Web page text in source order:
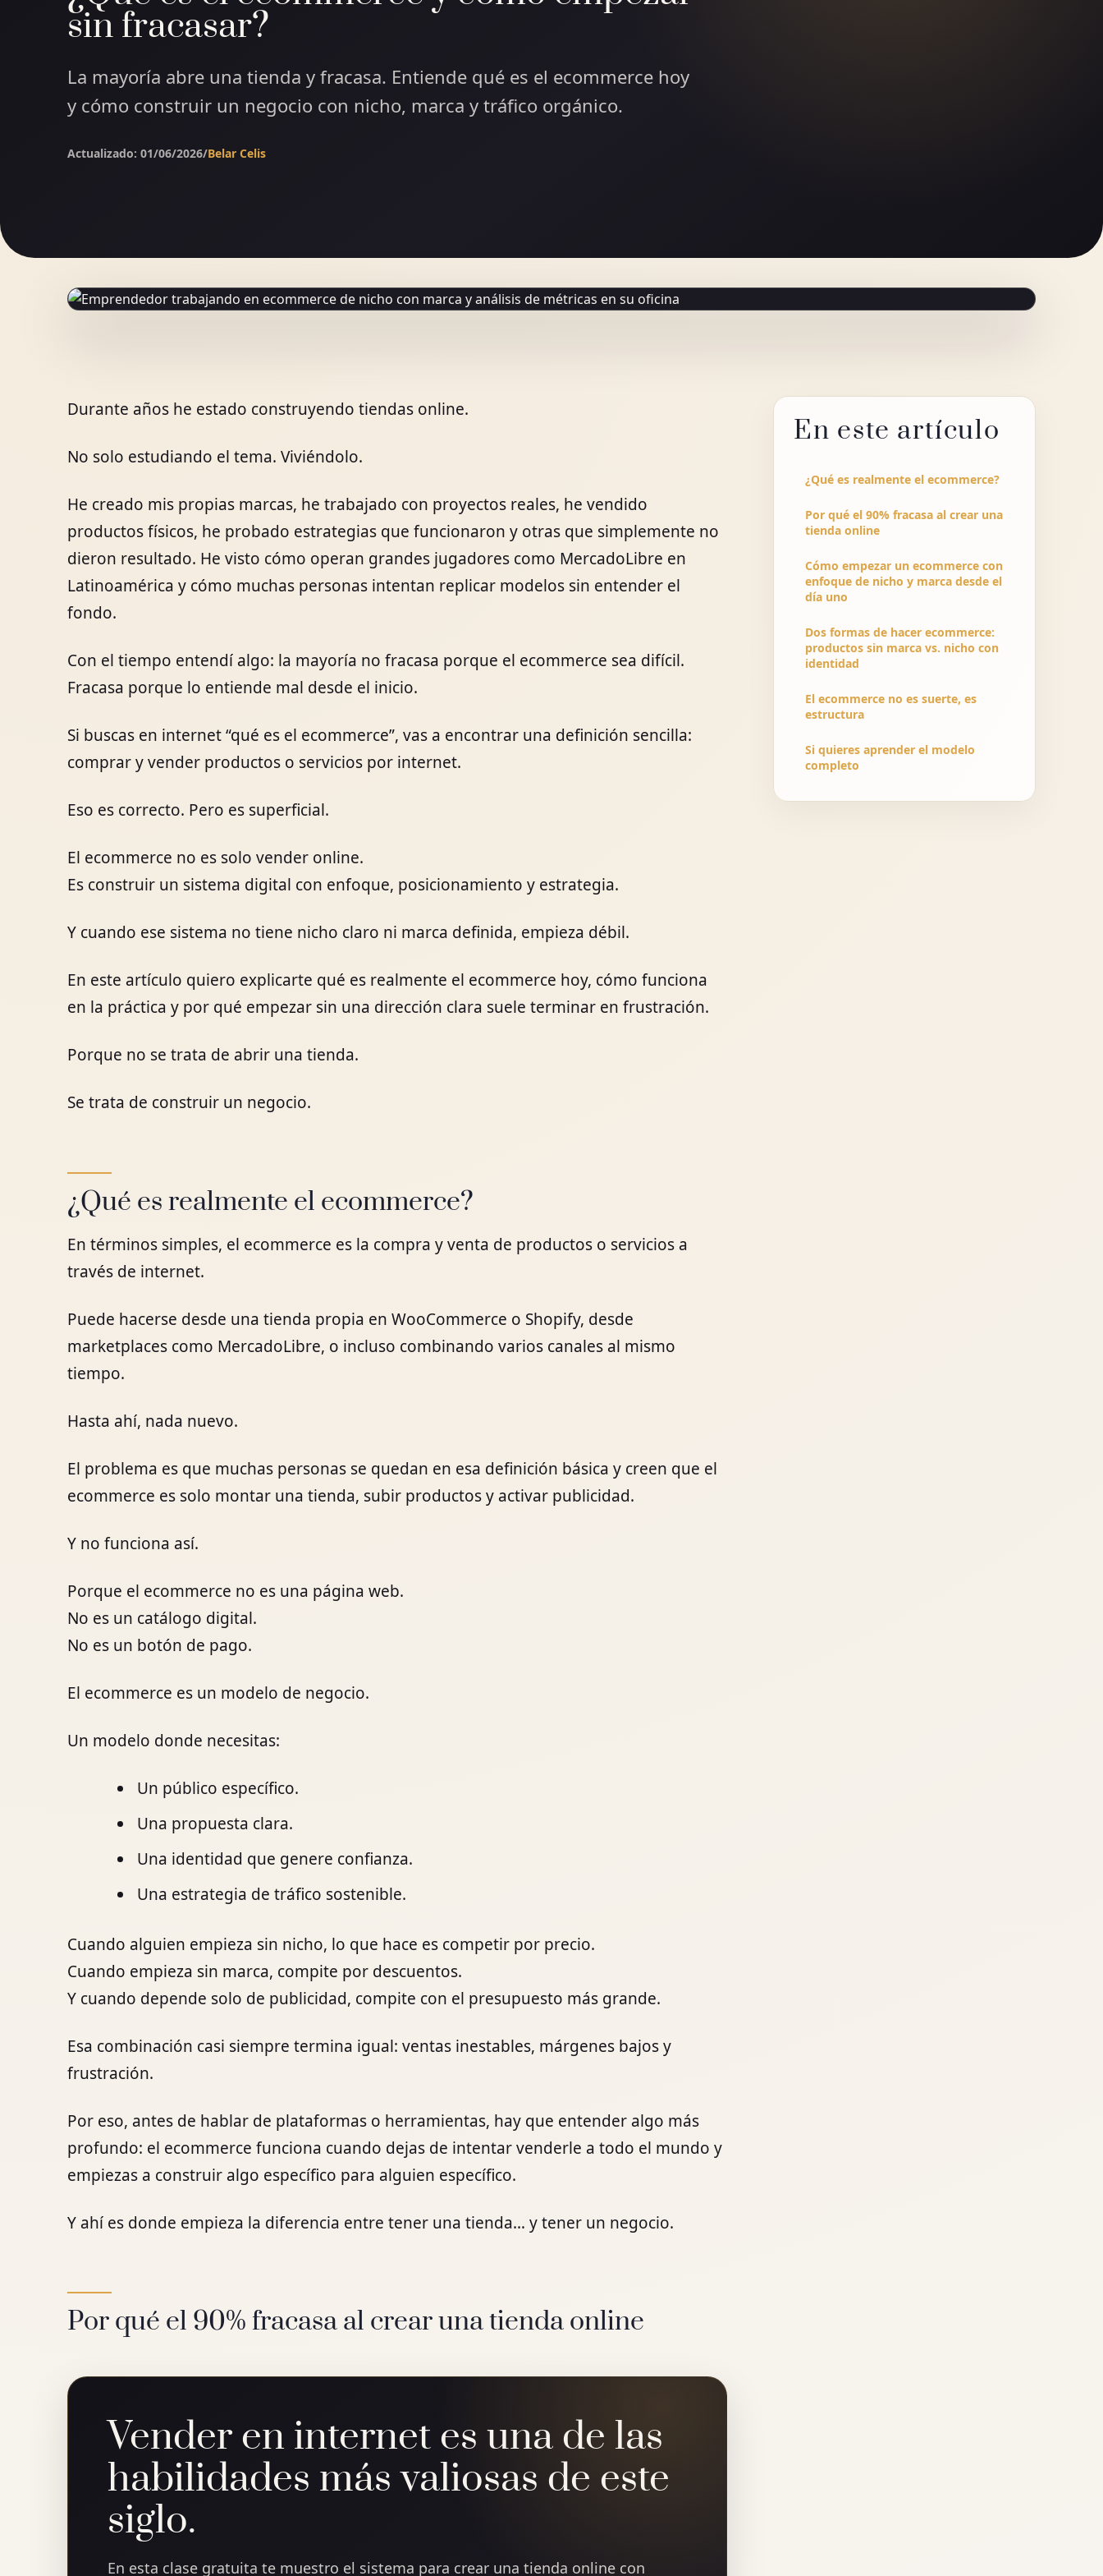
sin fracasar?
La mayoría abre una tienda y fracasa. Entiende qué es el ecommerce hoy
y cómo construir un negocio con nicho, marca y tráfico orgánico.
Actualizado: 01/06/2026/Belar Celis
Durante años he estado construyendo tiendas online.
No solo estudiando el tema. Viviéndolo.
He creado mis propias marcas, he trabajado con proyectos reales, he vendido
productos físicos, he probado estrategias que funcionaron y otras que simplemente no
dieron resultado. He visto cómo operan grandes jugadores como MercadoLibre en
Latinoamérica y cómo muchas personas intentan replicar modelos sin entender el
fondo.
Con el tiempo entendí algo: la mayoría no fracasa porque el ecommerce sea difícil.
Fracasa porque lo entiende mal desde el inicio.
Si buscas en internet “qué es el ecommerce”, vas a encontrar una definición sencilla:
comprar y vender productos o servicios por internet.
Eso es correcto. Pero es superficial.
El ecommerce no es solo vender online.
Es construir un sistema digital con enfoque, posicionamiento y estrategia.
Y cuando ese sistema no tiene nicho claro ni marca definida, empieza débil.
En este artículo quiero explicarte qué es realmente el ecommerce hoy, cómo funciona
en la práctica y por qué empezar sin una dirección clara suele terminar en frustración.
Porque no se trata de abrir una tienda.
Se trata de construir un negocio.
¿Qué es realmente el ecommerce?
En términos simples, el ecommerce es la compra y venta de productos o servicios a
través de internet.
Puede hacerse desde una tienda propia en WooCommerce o Shopify, desde
marketplaces como MercadoLibre, o incluso combinando varios canales al mismo
tiempo.
Hasta ahí, nada nuevo.
El problema es que muchas personas se quedan en esa definición básica y creen que el
ecommerce es solo montar una tienda, subir productos y activar publicidad.
Y no funciona así.
Porque el ecommerce no es una página web.
No es un catálogo digital.
No es un botón de pago.
El ecommerce es un modelo de negocio.
Un modelo donde necesitas:
Un público específico.
Una propuesta clara.
Una identidad que genere confianza.
Una estrategia de tráfico sostenible.
Cuando alguien empieza sin nicho, lo que hace es competir por precio.
Cuando empieza sin marca, compite por descuentos.
Y cuando depende solo de publicidad, compite con el presupuesto más grande.
Esa combinación casi siempre termina igual: ventas inestables, márgenes bajos y
frustración.
Por eso, antes de hablar de plataformas o herramientas, hay que entender algo más
profundo: el ecommerce funciona cuando dejas de intentar venderle a todo el mundo y
empiezas a construir algo específico para alguien específico.
Y ahí es donde empieza la diferencia entre tener una tienda… y tener un negocio.
Por qué el 90% fracasa al crear una tienda online
Vender en internet es una de las
habilidades más valiosas de este
siglo.
En esta clase gratuita te muestro el sistema para crear una tienda online con
En este artículo
¿Qué es realmente el ecommerce?
Por qué el 90% fracasa al crear una
tienda online
Cómo empezar un ecommerce con
enfoque de nicho y marca desde el
día uno
Dos formas de hacer ecommerce:
productos sin marca vs. nicho con
identidad
El ecommerce no es suerte, es
estructura
Si quieres aprender el modelo
completo